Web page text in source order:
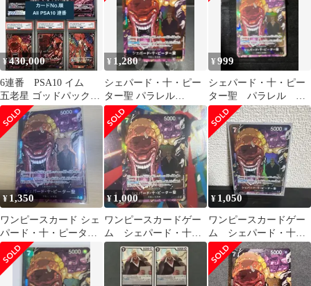
¥430,000
6連番 PSA10 イム
五老星 ゴッドパック
受け継がれる意志
¥ 1,280
シェパード・十・ピー
ター聖 パラレル
【OP13-084 R ★】
¥999
シェパード・十・ピー
ター聖 パラレル 受
け継がれる意志
¥ 1,350
ワンピースカード シェ
パード・十・ピーター
聖 Rパラレル084
¥ 1,000
ワンピースカードゲー
ム シェパード・十・
ピーター聖 Rパラレ
¥ 1,050
ワンピースカードゲー
ム シェパード・十・
ピーター聖 Rパラレ
ル